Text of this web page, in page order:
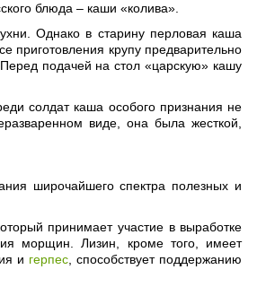
блюда – каши «колива».
Однако в старину перловая каша
крупу предварительно
подачей на стол «царскую» кашу
солдат каша особого признания не
виде, она была жесткой,
широчайшего спектра полезных и
принимает участие в выработке
морщин. Лизин, кроме того, имеет
и герпес , способствует поддержанию